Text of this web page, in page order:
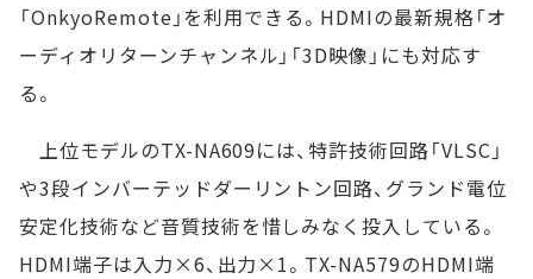
「OnkyoRemote」を利用できる。HDMIの最新規格「オ
ーディオリターンチャンネル」「3D映像」にも対応す
る。
上位モデルのTX-NA609には、特許技術回路「VLSC」
や3段インバーテッドダーリントン回路、グランド電位
安定化技術など音質技術を惜しみなく投入している。
HDMI端子は入力×6、出力×1。TX-NA579のHDMI端